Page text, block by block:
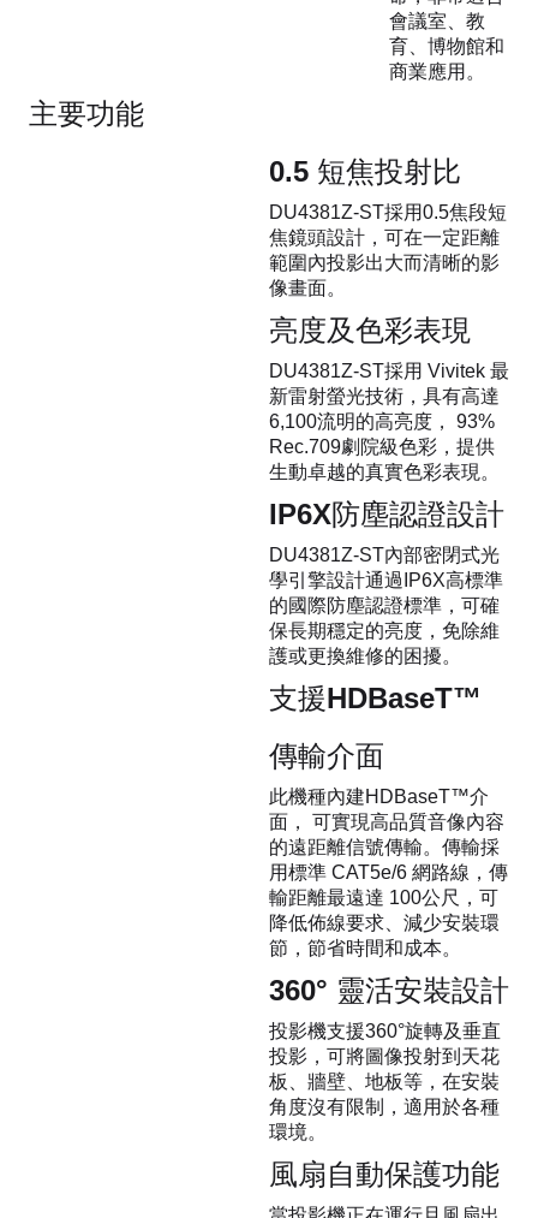
會議室、教
育、博物館和
商業應用。
主要功能
0.5 短焦投射比
DU4381Z-ST採用0.5焦段短
焦鏡頭設計，可在一定距離
範圍內投影出大而清晰的影
像畫面。
亮度及色彩表現
DU4381Z-ST採用 Vivitek 最
新雷射螢光技術，具有高達
6,100流明的高亮度， 93%
Rec.709劇院級色彩，提供
生動卓越的真實色彩表現。
IP6X防塵認證設計
DU4381Z-ST內部密閉式光
學引擎設計通過IP6X高標準
的國際防塵認證標準，可確
保長期穩定的亮度，免除維
護或更換維修的困擾。
支援HDBaseT™
傳輸介面
此機種內建HDBaseT™介
面， 可實現高品質音像內容
的遠距離信號傳輸。傳輸採
用標準 CAT5e/6 網路線，傳
輸距離最遠達 100公尺，可
降低佈線要求、減少安裝環
節，節省時間和成本。
360° 靈活安裝設計
投影機支援360°旋轉及垂直
投影，可將圖像投射到天花
板、牆壁、地板等，在安裝
角度沒有限制，適用於各種
環境。
風扇自動保護功能